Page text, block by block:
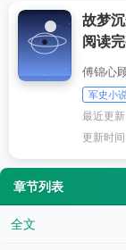
故梦
阅读
傅锦心
军史小
最近更
更新时
章节列表
全文